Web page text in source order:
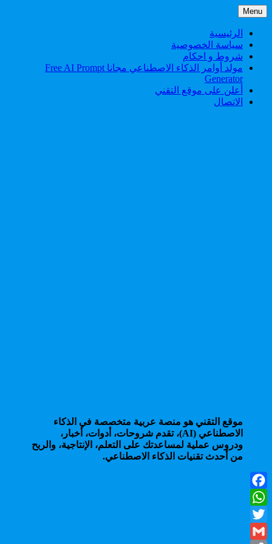
Skip
to
content
Menu
الرئيسية
سياسة الخصوصية
شروط و احكام
مولد أوامر الذكاء الاصطناعي مجانا Free AI Prompt
Generator
أعلن على موقع التقني
الاتصال
موقع التقني هو منصة عربية متخصصة في الذكاء
الاصطناعي (AI)، تقدم شروحات، أدوات، أخبار،
ودروس عملية لمساعدتك على التعلم، الإنتاجية، والربح
من أحدث تقنيات الذكاء الاصطناعي.
Facebook
WhatsApp
Twitter